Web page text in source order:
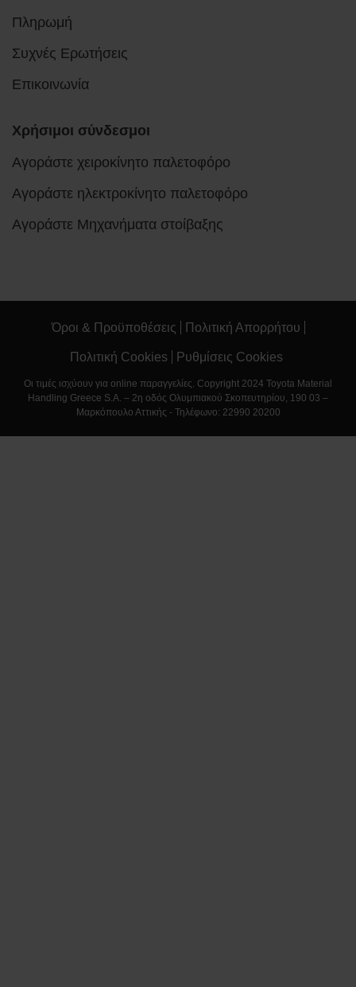
Πληρωμή
Συχνές Ερωτήσεις
Επικοινωνία
Χρήσιμοι σύνδεσμοι
Αγοράστε χειροκίνητο παλετοφόρο
Αγοράστε ηλεκτροκίνητο παλετοφόρο
Αγοράστε Μηχανήματα στοίβαξης
Όροι & Προϋποθέσεις Πολιτική Απορρήτου
Πολιτική Cookies Ρυθμίσεις Cookies
Οι τιμές ισχύουν για online παραγγελίες. Copyright 2024 Toyota Material
Handling Greece S.A. – 2η οδός Ολυμπιακού Σκοπευτηρίου, 190 03 –
Μαρκόπουλο Αττικής - Τηλέφωνο: 22990 20200